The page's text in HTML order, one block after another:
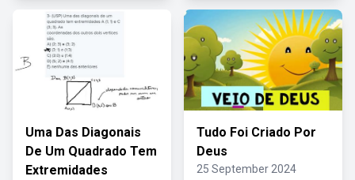
Uma Das Diagonais
De Um Quadrado Tem
Extremidades
Tudo Foi Criado Por
Deus
25 September 2024